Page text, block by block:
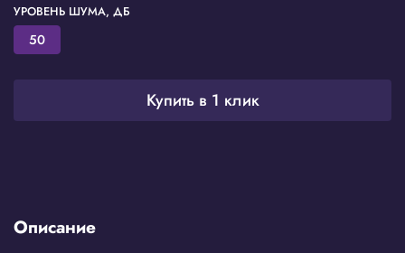
Купить в 1 клик
УРОВЕНЬ ШУМА, ДБ
50
Описание